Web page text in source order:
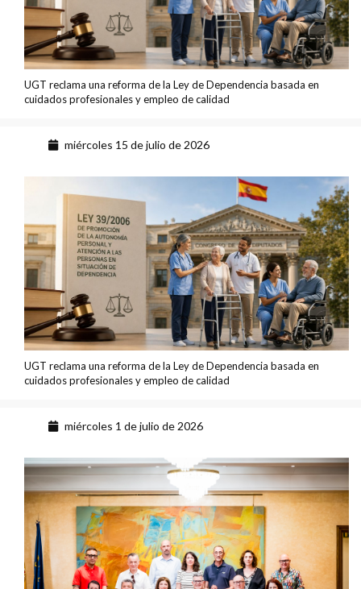
UGT reclama una reforma de la Ley de Dependencia basada en
cuidados profesionales y empleo de calidad
miércoles 15 de julio de 2026
UGT reclama una reforma de la Ley de Dependencia basada en
cuidados profesionales y empleo de calidad
miércoles 1 de julio de 2026